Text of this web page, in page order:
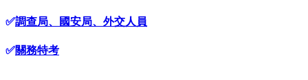
✅調查局、國安局、外交人員
✅關務特考